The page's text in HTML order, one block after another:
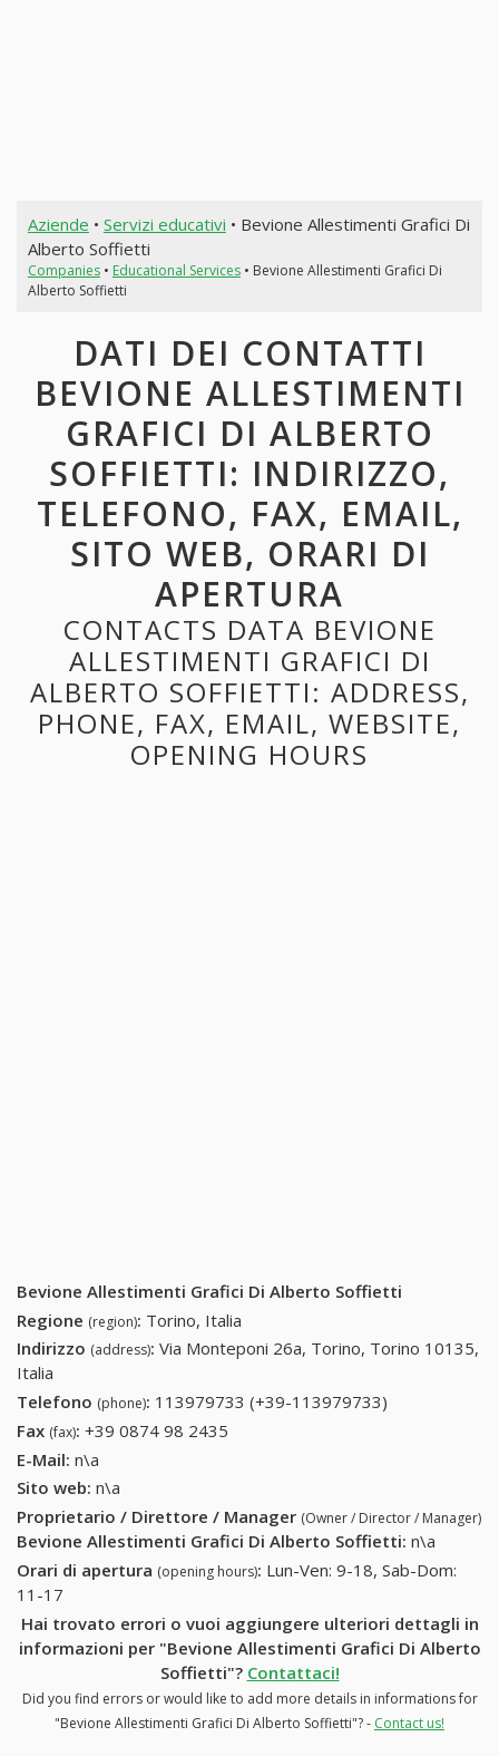
Aziende • Servizi educativi • Bevione Allestimenti Grafici Di
Alberto Soffietti
Companies• Educational Services• Bevione Allestimenti Grafici Di
Alberto Soffietti
DATI DEI CONTATTI
BEVIONE ALLESTIMENTI
GRAFICI DI ALBERTO
SOFFIETTI: INDIRIZZO,
TELEFONO, FAX, EMAIL,
SITO WEB, ORARI DI
APERTURA
CONTACTS DATA BEVIONE
ALLESTIMENTI GRAFICI DI
ALBERTO SOFFIETTI: ADDRESS,
PHONE, FAX, EMAIL, WEBSITE,
OPENING HOURS
Bevione Allestimenti Grafici Di Alberto Soffietti
Regione (region): Torino, Italia
Indirizzo (address): Via Monteponi 26a, Torino, Torino 10135,
Italia
Telefono (phone): 113979733 (+39-113979733)
Fax (fax): +39 0874 98 2435
E-Mail: n\a
Sito web: n\a
Proprietario / Direttore / Manager (Owner / Director / Manager)
Bevione Allestimenti Grafici Di Alberto Soffietti: n\a
Orari di apertura (opening hours): Lun-Ven: 9-18, Sab-Dom:
11-17
Hai trovato errori o vuoi aggiungere ulteriori dettagli in
informazioni per "Bevione Allestimenti Grafici Di Alberto
Soffietti"? Contattaci!
Did you find errors or would like to add more details in informations for
"Bevione Allestimenti Grafici Di Alberto Soffietti"? - Contact us!